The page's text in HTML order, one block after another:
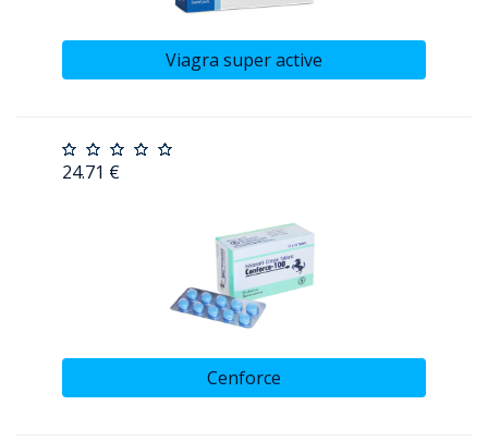
Viagra super active
24.71 €
Cenforce